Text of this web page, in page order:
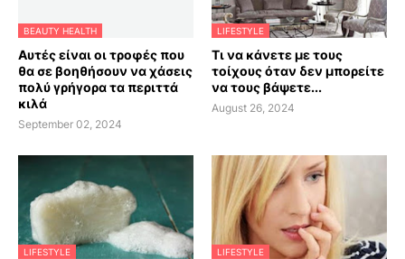
BEAUTY HEALTH
Αυτές είναι οι τροφές που
θα σε βοηθήσουν να χάσεις
πολύ γρήγορα τα περιττά
κιλά
September 02, 2024
LIFESTYLE
Τι να κάνετε με τους
τοίχους όταν δεν μπορείτε
να τους βάψετε...
August 26, 2024
LIFESTYLE LIFESTYLE